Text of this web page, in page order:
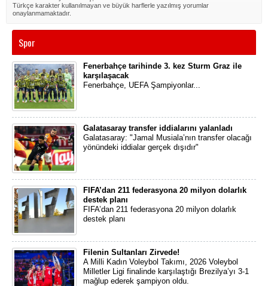
Türkçe karakter kullanılmayan ve büyük harflerle yazılmış yorumlar
onaylanmamaktadır.
Spor
Fenerbahçe tarihinde 3. kez Sturm Graz ile
karşılaşacak
Fenerbahçe, UEFA Şampiyonlar...
Galatasaray transfer iddialarını yalanladı
Galatasaray: "Jamal Musiala’nın transfer olacağı
yönündeki iddialar gerçek dışıdır"
FIFA’dan 211 federasyona 20 milyon dolarlık
destek planı
FIFA’dan 211 federasyona 20 milyon dolarlık
destek planı
Filenin Sultanları Zirvede!
A Milli Kadın Voleybol Takımı, 2026 Voleybol
Milletler Ligi finalinde karşılaştığı Brezilya’yı 3-1
mağlup ederek şampiyon oldu.